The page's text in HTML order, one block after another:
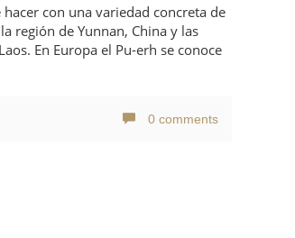
con una variedad concreta de
región de Yunnan, China y las
En Europa el Pu-erh se conoce
0 comments